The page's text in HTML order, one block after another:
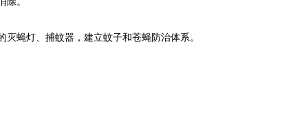
蝇灯、捕蚊器，建立蚊子和苍蝇防治体系。